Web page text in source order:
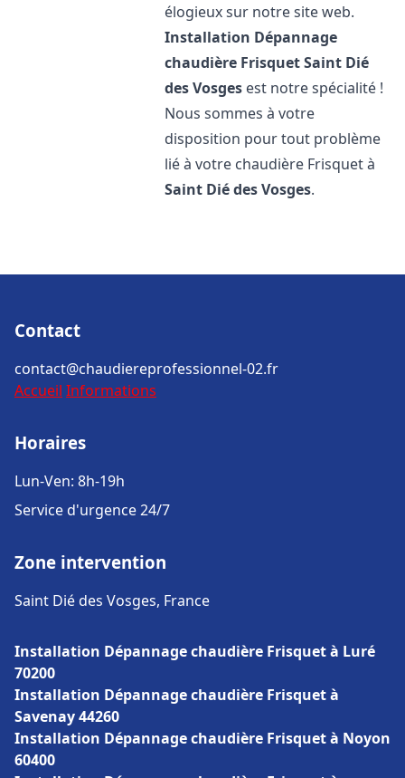
élogieux sur notre site web.
Installation Dépannage
chaudière FrisquetSaint Dié
des Vosges est notre spécialité !
Nous sommes à votre
disposition pour tout problème
lié à votre chaudière Frisquet à
Saint Dié des Vosges.
Contact
contact@chaudiereprofessionnel-02.fr
Accueil Informations
Horaires
Lun-Ven: 8h-19h
Service d'urgence 24/7
Zone intervention
Saint Dié des Vosges, France
Installation Dépannage chaudière Frisquet à Luré
70200
Installation Dépannage chaudière Frisquet à
Savenay 44260
Installation Dépannage chaudière Frisquet à Noyon
60400